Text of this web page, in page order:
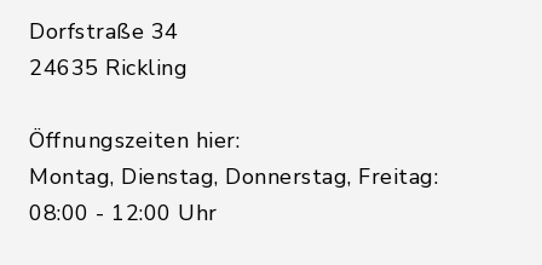
Dorfstraße 34
24635 Rickling
Öffnungszeiten hier:
Montag, Dienstag, Donnerstag, Freitag:
08:00 - 12:00 Uhr